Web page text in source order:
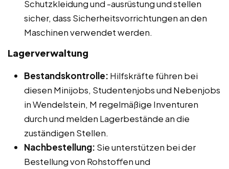
Schutzkleidung und -ausrüstung und stellen
sicher, dass Sicherheitsvorrichtungen an den
Maschinen verwendet werden.
Lagerverwaltung
Bestandskontrolle: Hilfskräfte führen bei
diesen Minijobs, Studentenjobs und Nebenjobs
in Wendelstein, M regelmäßige Inventuren
durch und melden Lagerbestände an die
zuständigen Stellen.
Nachbestellung: Sie unterstützen bei der
Bestellung von Rohstoffen und